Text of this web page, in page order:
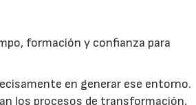
formación y confianza para
en generar ese entorno.
los procesos de transformación,